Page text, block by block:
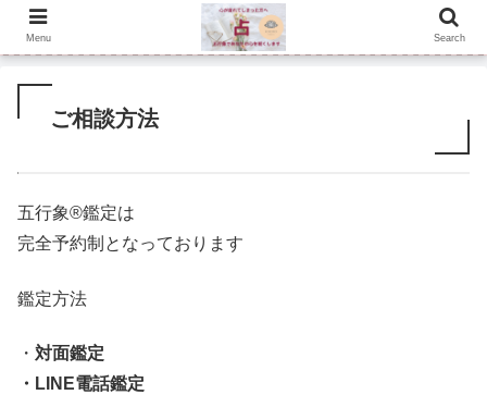
ご相談方法
五行象®鑑定は
完全予約制となっております
鑑定方法
・ 対面鑑定
・LINE電話鑑定
Menu Search